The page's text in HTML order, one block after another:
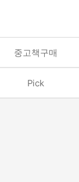
중고책구매
Pick